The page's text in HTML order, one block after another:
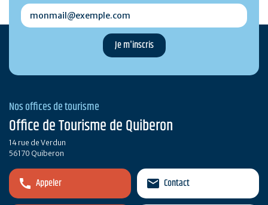
monmail@exemple.com
Nos offices de tourisme
Office de Tourisme de Quiberon
14 rue de Verdun
56170 Quiberon
Appeler Contact